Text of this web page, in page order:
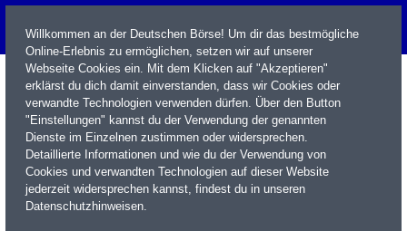
Name / WKN / ISIN / Kürzel
Willkommen an der Deutschen Börse! Um dir das bestmögliche
Online-Erlebnis zu ermöglichen, setzen wir auf unserer
Webseite Cookies ein. Mit dem Klicken auf "Akzeptieren"
erklärst du dich damit einverstanden, dass wir Cookies oder
verwandte Technologien verwenden dürfen. Über den Button
"Einstellungen" kannst du der Verwendung der genannten
Dienste im Einzelnen zustimmen oder widersprechen.
Detaillierte Informationen und wie du der Verwendung von
Cookies und verwandten Technologien auf dieser Website
jederzeit widersprechen kannst, findest du in unseren
Datenschutzhinweisen.